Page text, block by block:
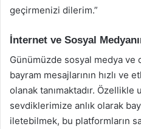
geçirmenizi dilerim.”
İnternet ve Sosyal
Günümüzde sosyal medya ve
bayram mesajlarının hızlı
olanak tanımaktadır.
sevdiklerimize anlık olarak
iletebilmek, bu platformların